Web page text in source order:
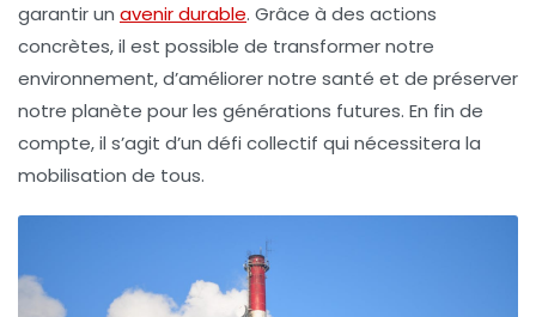
garantir un avenir durable. Grâce à des actions
concrètes, il est possible de transformer notre
environnement, d’améliorer notre santé et de préserver
notre planète pour les générations futures. En fin de
compte, il s’agit d’un défi collectif qui nécessitera la
mobilisation de tous.